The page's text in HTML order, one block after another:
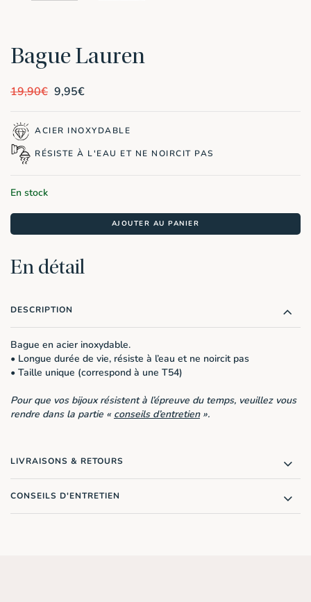
Bague Lauren
19,90€ Le
était :
19,90€.
9,95€Le
est :
ACIER INOXYDABLE
RÉSISTE À L'EAU ET NE NOIRCIT PAS
En stock
AJOUTER AU PANIER
En détail
DESCRIPTION
Bague en acier inoxydable.
• Longue durée de vie, résiste à l’eau et ne noircit pas
• Taille unique (correspond à une T54)
Pour que vos bijoux résistent à l’épreuve du temps, veuillez vous
rendre dans la partie « conseils d’entretien».
LIVRAISONS & RETOURS
CONSEILS D'ENTRETIEN